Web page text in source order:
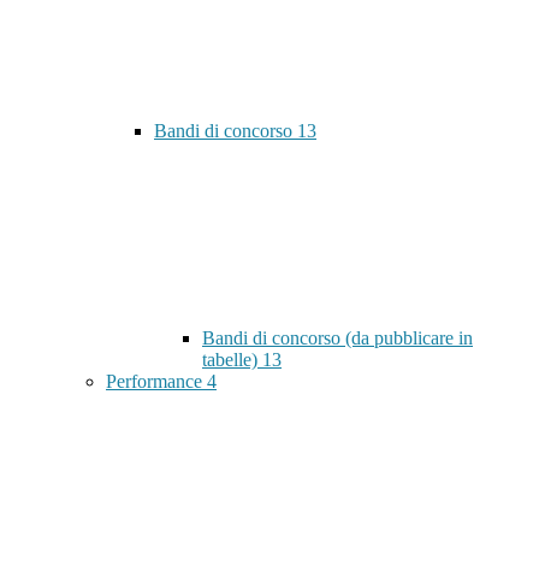
Bandi di concorso 13
Bandi di concorso (da pubblicare in
tabelle) 13
Performance 4